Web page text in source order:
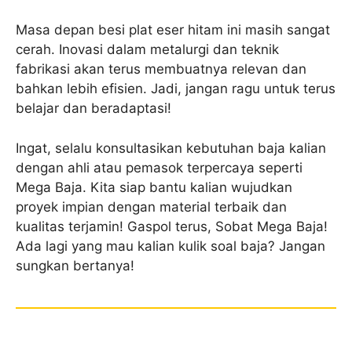
Masa depan besi plat eser hitam ini masih sangat
cerah. Inovasi dalam metalurgi dan teknik
fabrikasi akan terus membuatnya relevan dan
bahkan lebih efisien. Jadi, jangan ragu untuk terus
belajar dan beradaptasi!
Ingat, selalu konsultasikan kebutuhan baja kalian
dengan ahli atau pemasok terpercaya seperti
Mega Baja. Kita siap bantu kalian wujudkan
proyek impian dengan material terbaik dan
kualitas terjamin! Gaspol terus, Sobat Mega Baja!
Ada lagi yang mau kalian kulik soal baja? Jangan
sungkan bertanya!